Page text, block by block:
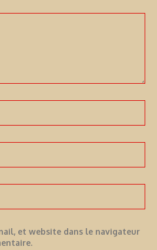
et website dans le navigateur